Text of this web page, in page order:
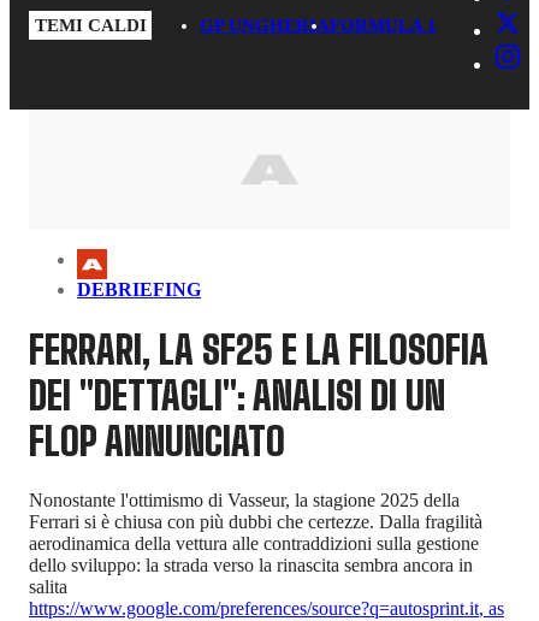
TEMI CALDI GP UNGHERIAFORMULA 1
DEBRIEFING
FERRARI, LA SF25 E LA FILOSOFIA
DEI "DETTAGLI": ANALISI DI UN
FLOP ANNUNCIATO
Nonostante l'ottimismo di Vasseur, la stagione 2025 della
Ferrari si è chiusa con più dubbi che certezze. Dalla fragilità
aerodinamica della vettura alle contraddizioni sulla gestione
dello sviluppo: la strada verso la rinascita sembra ancora in
salita
https://www.google.com/preferences/source?q=autosprint.it, as